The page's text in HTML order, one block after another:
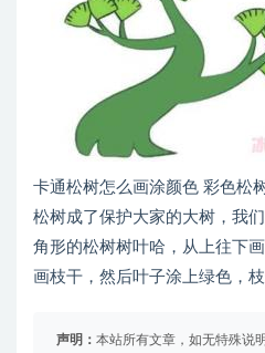
卡通松树怎么画涂颜色 彩色松
松树成了保护大家的大树，我
角形的松树树叶哈，从上往下
画枝干，然后叶子涂上绿色，枝
声明： 本站所有文章，如无特殊说